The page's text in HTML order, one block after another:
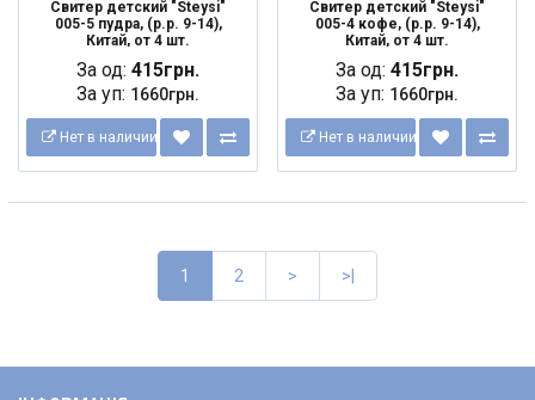
Свитер детский "Steysi"
005-5 пудра, (р.р. 9-14),
Китай, от 4 шт.
За од: 415грн.
За уп: 1660грн.
Нет в наличии
Свитер детский "Steysi"
005-4 кофе, (р.р. 9-14),
Китай, от 4 шт.
За од: 415грн.
За уп: 1660грн.
Нет в наличии
1 2 > >|